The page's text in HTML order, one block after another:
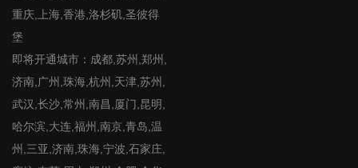
重庆,上海,香港,洛杉矶,圣彼得
堡
即将开通城市：成都,苏州,郑州,
济南,广州,珠海,杭州,天津,苏州,
武汉,长沙,常州,南昌,厦门,昆明,
哈尔滨,大连,福州,南京,青岛,温
州,三亚,济南,珠海,宁波,石家庄,